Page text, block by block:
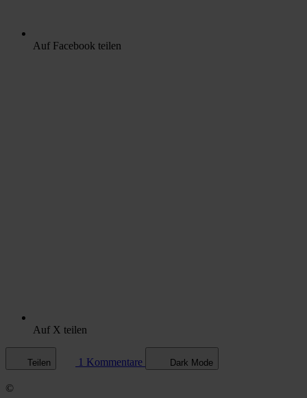
Auf Facebook teilen
Auf X teilen
Teilen 1 Kommentare Dark Mode
©